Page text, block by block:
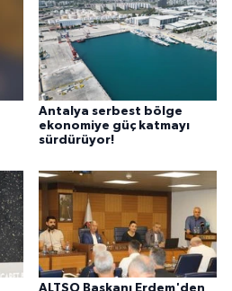
Antalya serbest bölge
ekonomiye güç katmayı
sürdürüyor!
ALTSO Başkanı Erdem'den